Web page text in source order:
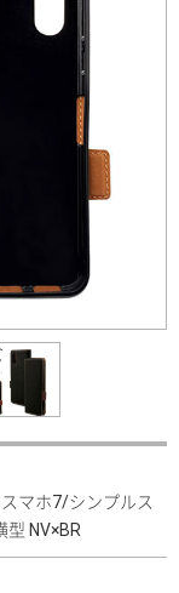
マホ7/シンプルス
NV×BR